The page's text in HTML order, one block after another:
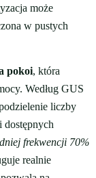
może
w pustych
pokoi, która
Według GUS
liczby
frekwencji 70%
realnie